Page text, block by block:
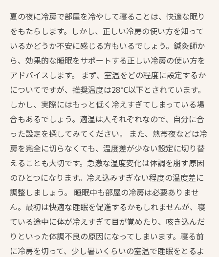
夏の夜に冷房で部屋を冷やして寝ることは、快適な眠り
をもたらします。しかし、正しい冷房の使い方を知って
いるかどうか不安に感じる方もいるでしょう。鍼灸師か
ら、効果的な睡眠をサポートする正しい冷房の使い方を
アドバイスします。 まず、室温をどの程度に設定するか
についてですが、推奨温度は28℃以下とされています。
しかし、実際にはもっと低く冷えすぎてしまっている場
合もあるでしょう。適温は人それぞれなので、自分に合
った設定を探してみてください。 また、熱帯夜などは冷
房を完全に切らなくても、温度差が少ない設定に切り替
えることも大切です。急激な温度変化は体調を崩す原因
のひとつになります。冷え込みすぎない程度の温度差に
調整しましょう。 睡眠中も部屋の冷房は必要ありませ
ん。最初は快適な睡眠を促進するかもしれませんが、寝
ている途中に体が冷えすぎて目が覚めたり、咳き込んだ
りといった体調不良の原因になってしまいます。寝る前
に冷房を切って、少し暑いくらいの室温で睡眠をとるよ